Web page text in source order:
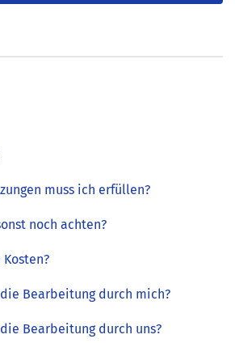
muss ich erfüllen?
noch achten?
Bearbeitung durch mich?
Bearbeitung durch uns?